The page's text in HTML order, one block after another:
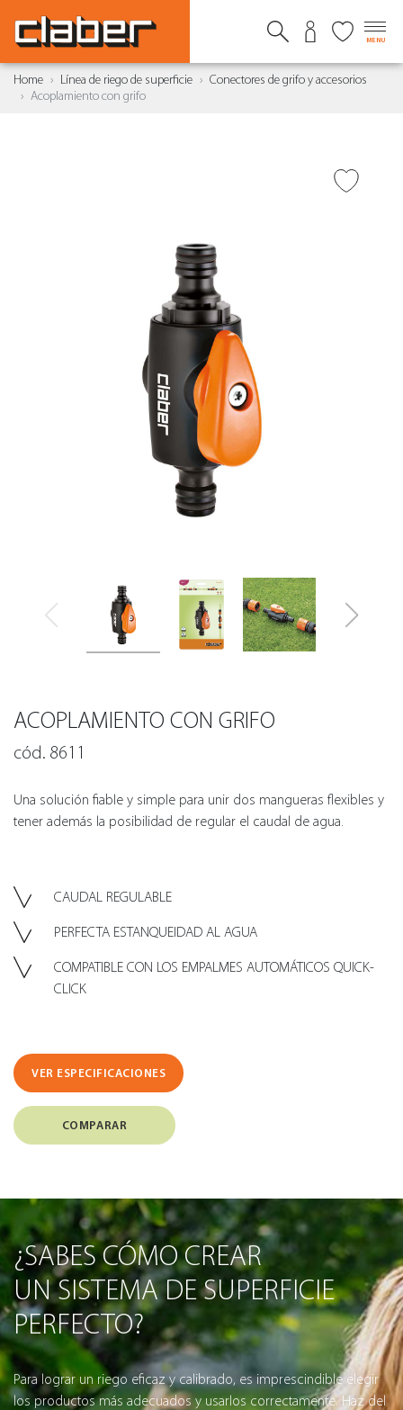
MENU
Home Línea de riego de superficie
Conectores de grifo y accesorios
Acoplamiento con grifo
ACOPLAMIENTO CON GRIFO
cód. 8611
Una solución fiable y simple para unir dos mangueras flexibles y
tener además la posibilidad de regular el caudal de agua.
CAUDAL REGULABLE
PERFECTA ESTANQUEIDAD AL AGUA
COMPATIBLE CON LOS EMPALMES AUTOMÁTICOS QUICK-
CLICK
VER ESPECIFICACIONES
COMPARAR
¿SABES CÓMO CREAR
UN SISTEMA DE SUPERFICIE
PERFECTO?
Para lograr un riego eficaz y calibrado, es imprescindible elegir
los productos más adecuados y usarlos correctamente. Haz del